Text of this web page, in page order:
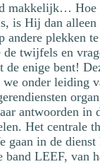
makkelijk… Hoe
is Hij dan alleen
plekken
twijfels en
de enige bent!
we onder leiding
antwoorden in
Het centrale
gaan in de
band LEEF, van